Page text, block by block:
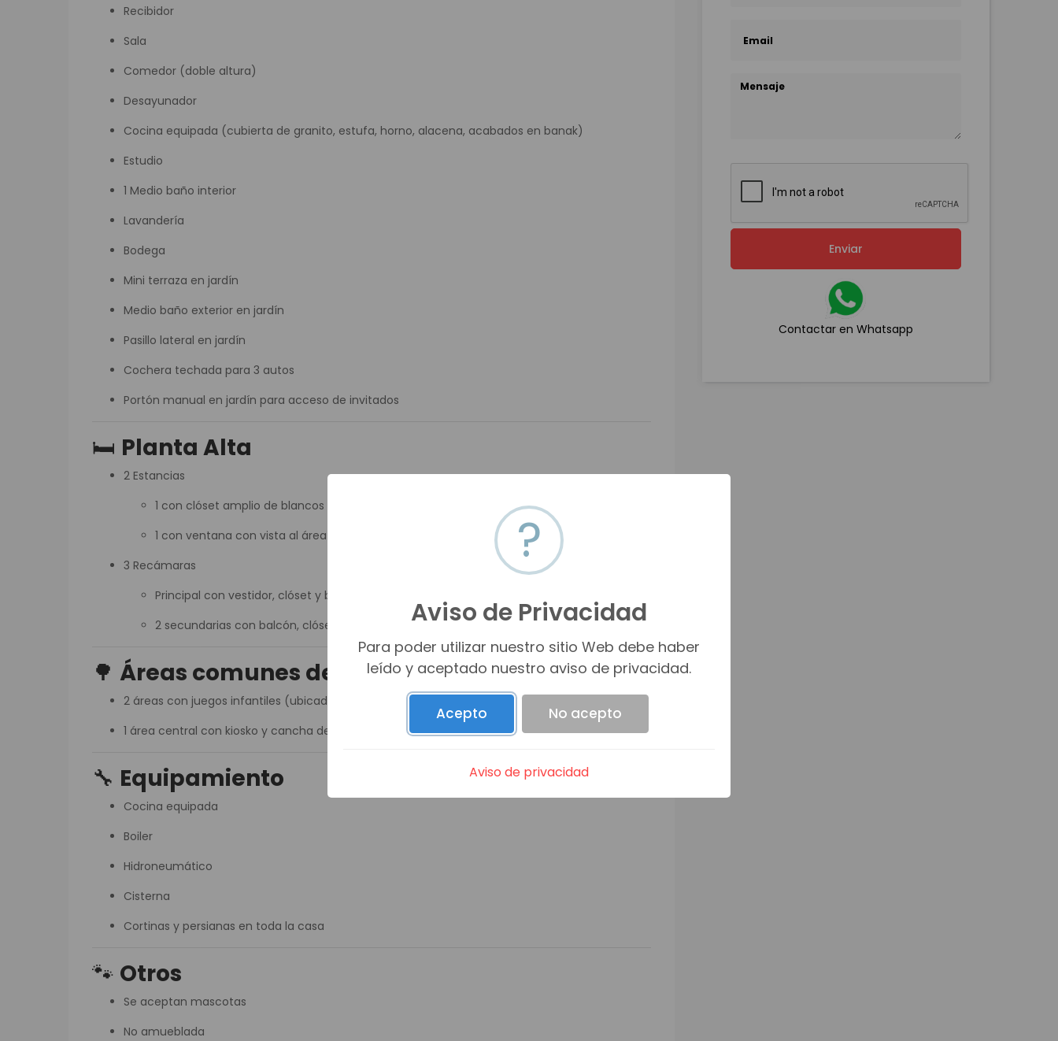
Recibidor
Sala
Comedor (doble altura)
Desayunador
Cocina equipada (cubierta de granito, estufa, horno, alacena, acabados en banak)
Estudio
1 Medio baño interior
Lavandería
Bodega
Mini terraza en jardín
Medio baño exterior en jardín
Pasillo lateral en jardín
Cochera techada para 3 autos
Portón manual en jardín para acceso de invitados
🛏️ Planta Alta
2 Estancias
1 con clóset amplio de blancos
1 con ventana con vista al área verde
3 Recámaras
Principal con vestidor, clóset y baño completo
2 secundarias con balcón, clóset, vestidor y baño completo
🌳 Áreas comunes del fraccionamiento
2 áreas con juegos infantiles (ubicadas a los costados del fraccionamiento)
1 área central con kiosko y cancha de fútbol 7
🔧 Equipamiento
Cocina equipada
Boiler
Hidroneumático
Cisterna
Cortinas y persianas en toda la casa
🐾 Otros
Se aceptan mascotas
No amueblada
Enviar
Contactar en Whatsapp
?
Aviso de Privacidad
Para poder utilizar nuestro sitio Web debe haber
leído y aceptado nuestro aviso de privacidad.
Acepto No acepto
Aviso de privacidad